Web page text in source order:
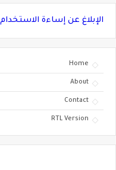
الإبلاغ عن إساءة الاستخدام
Home
About
Contact
RTL Version